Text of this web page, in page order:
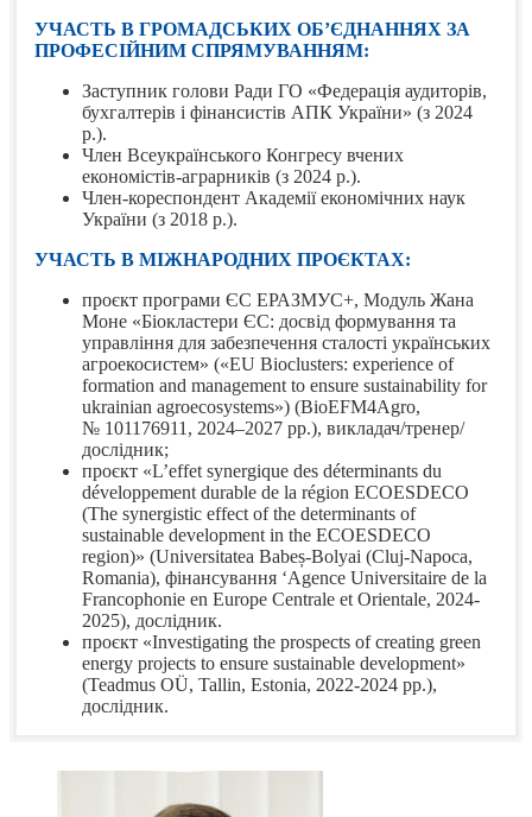
УЧАСТЬ В ГРОМАДСЬКИХ ОБ’ЄДНАННЯХ ЗА
ПРОФЕСІЙНИМ СПРЯМУВАННЯМ:
Заступник голови Ради ГО «Федерація аудиторів,
бухгалтерів і фінансистів АПК України» (з 2024
р.).
Член Всеукраїнського Конгресу вчених
економістів-аграрників (з 2024 р.).
Член-кореспондент Академії економічних наук
України (з 2018 р.).
УЧАСТЬ В МІЖНАРОДНИХ ПРОЄКТАХ:
проєкт програми ЄС ЕРАЗМУС+, Модуль Жана
Моне «Біокластери ЄС: досвід формування та
управління для забезпечення сталості українських
агроекосистем» («EU Bioclusters: experience of
formation and management to ensure sustainability for
ukrainian agroecosystems») (BioEFM4Agro,
№ 101176911, 2024–2027 рр.), викладач/тренер/
дослідник;
проєкт «L’effet synergique des déterminants du
développement durable de la région ECOESDECO
(The synergistic effect of the determinants of
sustainable development in the ECOESDECO
region)» (Universitatea Babeș-Bolyai (Cluj-Napoca,
Romania), фінансування ‘Agence Universitaire de la
Francophonie en Europe Centrale et Orientale, 2024-
2025), дослідник.
проєкт «Investigating the prospects of creating green
energy projects to ensure sustainable development»
(Teadmus OÜ, Tallin, Estonia, 2022-2024 рр.),
дослідник.
Відзнаки та нагороди